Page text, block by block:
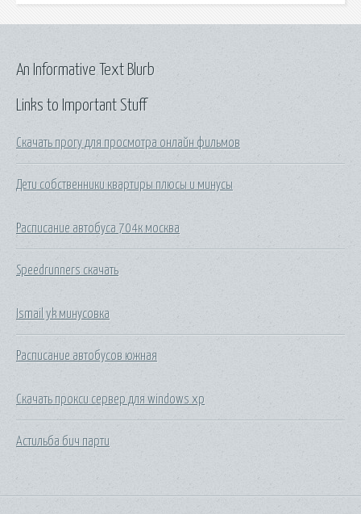
Links to Important Stuff
Скачать прогу для просмотра онлайн фильмов
Дети собственники квартиры плюсы и минусы
Расписание автобуса 704к москва
Speedrunners скачать
Ismail yk минусовка
Расписание автобусов южная
Скачать прокси сервер для windows xp
Астильба бич парти
An Informative Text Blurb